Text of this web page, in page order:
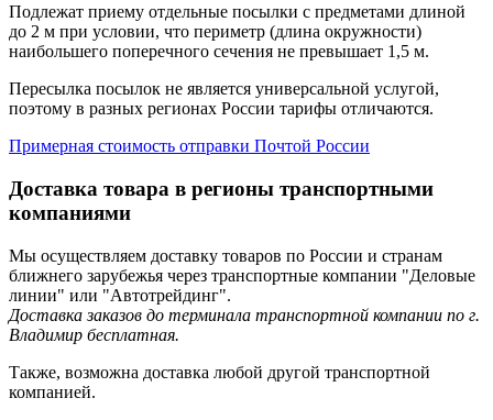
Подлежат приему отдельные посылки с предметами длиной
до 2 м при условии, что периметр (длина окружности)
наибольшего поперечного сечения не превышает 1,5 м.
Пересылка посылок не является универсальной услугой,
поэтому в разных регионах России тарифы отличаются.
Примерная стоимость отправки Почтой России
Доставка товара в регионы транспортными
компаниями
Мы осуществляем доставку товаров по России и странам
ближнего зарубежья через транспортные компании "Деловые
линии" или "Автотрейдинг".
Доставка заказов до терминала транспортной компании по г.
Владимир бесплатная.
Также, возможна доставка любой другой транспортной
компанией.